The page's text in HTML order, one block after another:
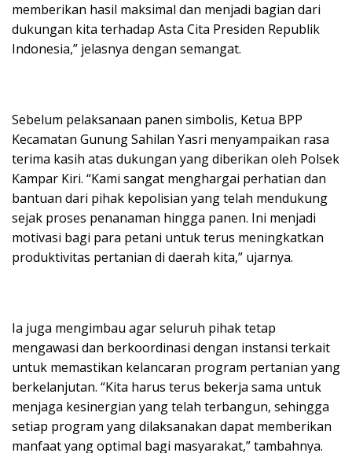
memberikan hasil maksimal dan menjadi bagian dari
dukungan kita terhadap Asta Cita Presiden Republik
Indonesia,” jelasnya dengan semangat.
Sebelum pelaksanaan panen simbolis, Ketua BPP
Kecamatan Gunung Sahilan Yasri menyampaikan rasa
terima kasih atas dukungan yang diberikan oleh Polsek
Kampar Kiri. “Kami sangat menghargai perhatian dan
bantuan dari pihak kepolisian yang telah mendukung
sejak proses penanaman hingga panen. Ini menjadi
motivasi bagi para petani untuk terus meningkatkan
produktivitas pertanian di daerah kita,” ujarnya.
Ia juga mengimbau agar seluruh pihak tetap
mengawasi dan berkoordinasi dengan instansi terkait
untuk memastikan kelancaran program pertanian yang
berkelanjutan. “Kita harus terus bekerja sama untuk
menjaga kesinergian yang telah terbangun, sehingga
setiap program yang dilaksanakan dapat memberikan
manfaat yang optimal bagi masyarakat,” tambahnya.